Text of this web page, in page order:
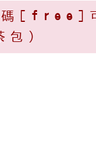
[ free
]
包)​